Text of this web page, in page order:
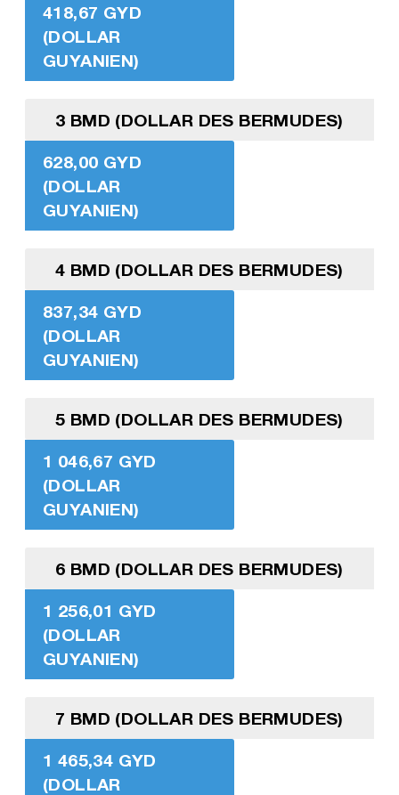
418,67 GYD
(DOLLAR
GUYANIEN)
3 BMD (DOLLAR DES BERMUDES)
628,00 GYD
(DOLLAR
GUYANIEN)
4 BMD (DOLLAR DES BERMUDES)
837,34 GYD
(DOLLAR
GUYANIEN)
5 BMD (DOLLAR DES BERMUDES)
1 046,67 GYD
(DOLLAR
GUYANIEN)
6 BMD (DOLLAR DES BERMUDES)
1 256,01 GYD
(DOLLAR
GUYANIEN)
7 BMD (DOLLAR DES BERMUDES)
1 465,34 GYD
(DOLLAR